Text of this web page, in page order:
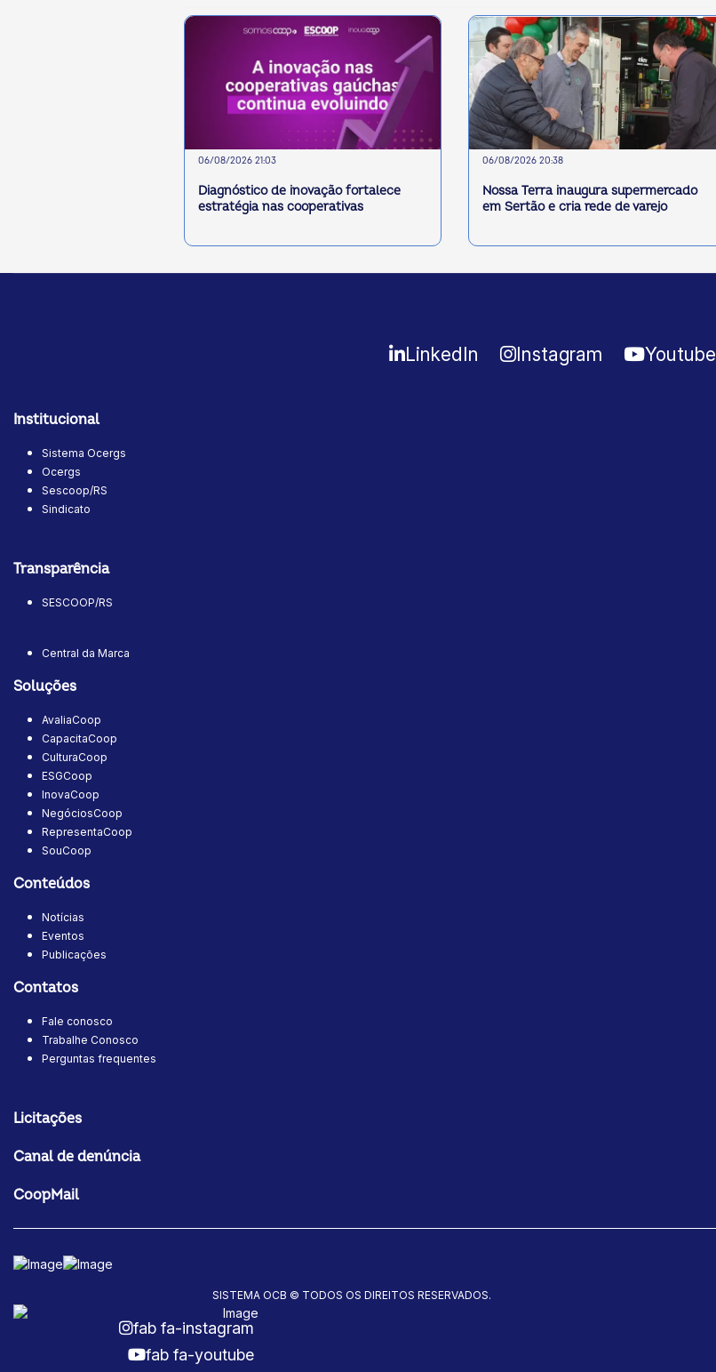
06/08/2026 21:03
Diagnóstico de inovação fortalece
estratégia nas cooperativas
06/08/2026 20:38
Nossa Terra inaugura supermercado
em Sertão e cria rede de varejo
LinkedIn Instagram Youtube
Institucional
Sistema Ocergs
Ocergs
Sescoop/RS
Sindicato
Transparência
SESCOOP/RS
Central da Marca
Soluções
AvaliaCoop
CapacitaCoop
CulturaCoop
ESGCoop
InovaCoop
NegóciosCoop
RepresentaCoop
SouCoop
Conteúdos
Notícias
Eventos
Publicações
Contatos
Fale conosco
Trabalhe Conosco
Perguntas frequentes
Licitações
Canal de denúncia
CoopMail
SISTEMA OCB © TODOS OS DIREITOS RESERVADOS.
fab fa-instagram
fab fa-youtube